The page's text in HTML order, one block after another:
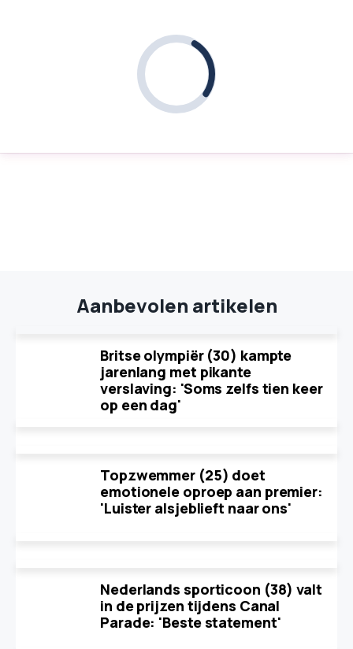
Aanbevolen artikelen
Britse olympiër (30) kampte
jarenlang met pikante
verslaving: 'Soms zelfs tien keer
op een dag'
Topzwemmer (25) doet
emotionele oproep aan premier:
'Luister alsjeblieft naar ons'
Nederlands sporticoon (38) valt
in de prijzen tijdens Canal
Parade: 'Beste statement'